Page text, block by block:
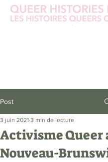
Post
Activisme Queer
Nouveau-
3 juin 2021 3 min de lecture